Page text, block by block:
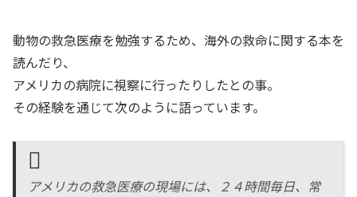
動物の救急医療を勉強するため、海外の救命に関する本を
読んだり、
アメリカの病院に視察に行ったりしたとの事。
その経験を通じて次のように語っています。
アメリカの救急医療の現場には、２４時間毎日、常